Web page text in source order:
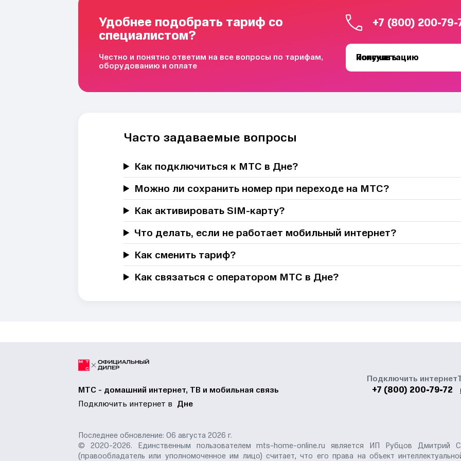
Удобнее подобрать тариф со
специалистом?
Честно и понятно ответим на все вопросы по тарифам,
оборудованию и оплате
+7 (800) 200-79-
Получить консультацию
Часто задаваемые вопросы
Как подключиться к МТС в Дне?
Можно ли сохранить номер при переходе на МТС?
Как активировать SIM-карту?
Что делать, если не работает мобильный интернет?
Как сменить тариф?
Как связаться с оператором МТС в Дне?
МТС - домашний интернет, ТВ и мобильная связь
Подключить интернет в Дне
Подключить интернет
+7 (800) 200-79-72
Последнее обновление: 06 августа 2026 г.
© 2020-2026. Единственным пользователем mts-home-online.ru является ИП Рубцов Дмитрий
(правообладатель или уполномоченное им лицо) считает, что его права на объект